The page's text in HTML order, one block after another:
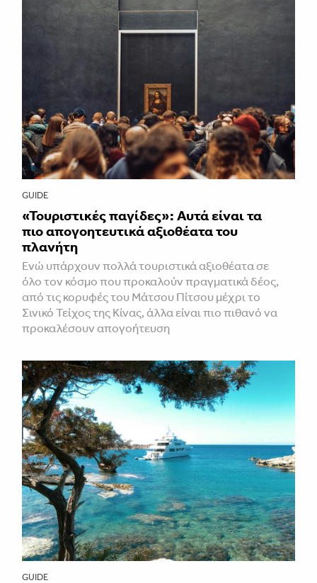
GUIDE
«Τουριστικές παγίδες»: Αυτά είναι τα
πιο απογοητευτικά αξιοθέατα του
πλανήτη
Ενώ υπάρχουν πολλά τουριστικά αξιοθέατα σε
όλο τον κόσμο που προκαλούν πραγματικά δέος,
από τις κορυφές του Μάτσου Πίτσου μέχρι το
Σινικό Τείχος της Κίνας, άλλα είναι πιο πιθανό να
προκαλέσουν απογοήτευση
GUIDE